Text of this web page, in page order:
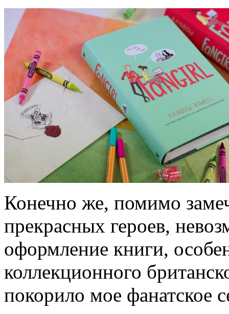
Конечно же, помимо
прекрасных героев,
оформление книги,
коллекционного
покорило мое фанатское